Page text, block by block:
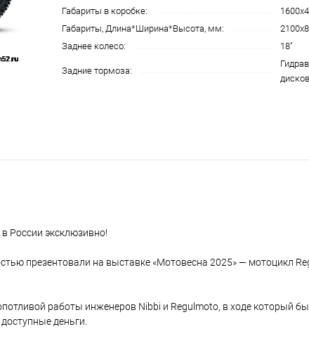
Габариты в коробке:
Габариты, Длина*Ширина*Высота, мм:
Заднее колесо:
18"
Задние тормоза:
России эксклюзивно!
презентовали на выставке «Мотовесна 2025» — мотоцикл
работы инженеров Nibbi и Regulmoto, в ходе который
деньги.